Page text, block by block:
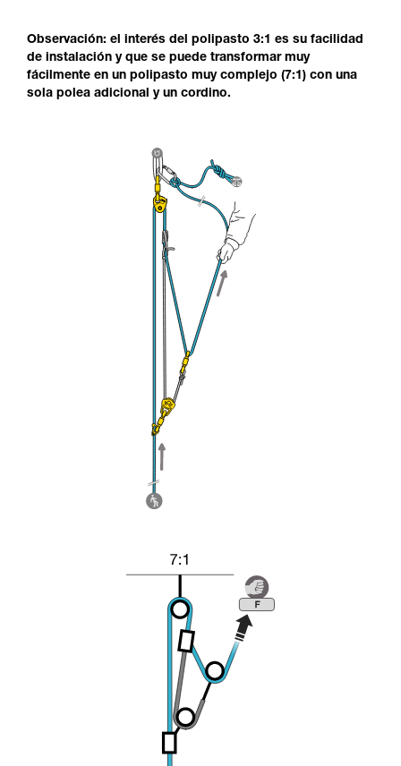
Observación: el interés del polipasto 3:1 es su facilidad
de instalación y que se puede transformar muy
fácilmente en un polipasto muy complejo (7:1) con una
sola polea adicional y un cordino.